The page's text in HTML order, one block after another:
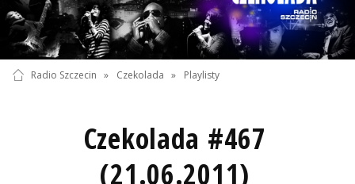
Radio Szczecin » Czekolada » Playlisty
Czekolada #467
(21.06.2011)